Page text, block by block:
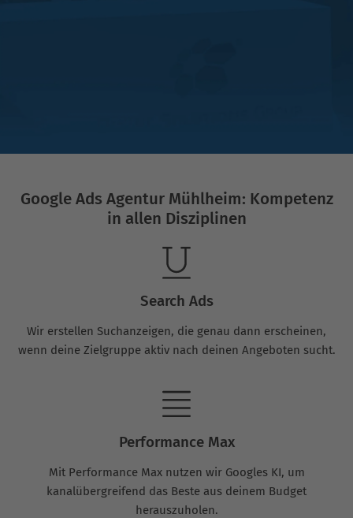
Google Ads Agentur Mühlheim: Kompetenz
in allen Disziplinen
Search Ads
Wir erstellen Suchanzeigen, die genau dann erscheinen,
wenn deine Zielgruppe aktiv nach deinen Angeboten sucht.
Performance Max
Mit Performance Max nutzen wir Googles KI, um
kanalübergreifend das Beste aus deinem Budget
herauszuholen.